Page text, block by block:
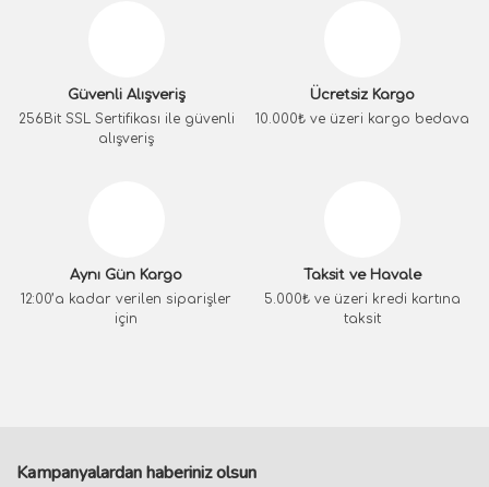
Güvenli Alışveriş
256Bit SSL Sertifikası ile güvenli
alışveriş
Ücretsiz Kargo
10.000₺ ve üzeri kargo bedava
Aynı Gün Kargo
12:00’a kadar verilen siparişler
için
Taksit ve Havale
5.000₺ ve üzeri kredi kartına
taksit
Kampanyalardan haberiniz olsun